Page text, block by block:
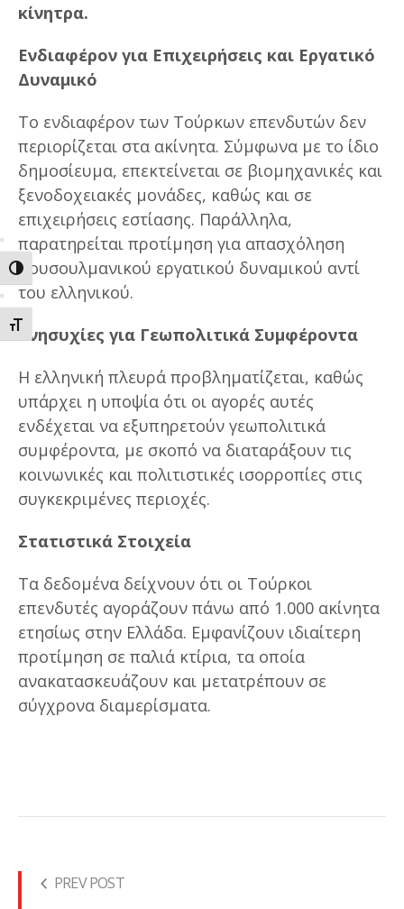
ΕΝΑΛΛΑΓΗ ΥΨΗΛΗΣ ΑΝΤΙΘΕΣΗΣ
ΕΝΑΛΛΑΓΗ ΜΕΓΕΘΟΥΣ ΓΡΑΜΜΑΤΩΝ
κίνητρα.
Ενδιαφέρον για Επιχειρήσεις και Εργατικό
Δυναμικό
Το ενδιαφέρον των Τούρκων επενδυτών δεν
περιορίζεται στα ακίνητα. Σύμφωνα με το ίδιο
δημοσίευμα, επεκτείνεται σε βιομηχανικές και
ξενοδοχειακές μονάδες, καθώς και σε
επιχειρήσεις εστίασης. Παράλληλα,
παρατηρείται προτίμηση για απασχόληση
μουσουλμανικού εργατικού δυναμικού αντί
του ελληνικού.
Ανησυχίες για Γεωπολιτικά Συμφέροντα
Η ελληνική πλευρά προβληματίζεται, καθώς
υπάρχει η υποψία ότι οι αγορές αυτές
ενδέχεται να εξυπηρετούν γεωπολιτικά
συμφέροντα, με σκοπό να διαταράξουν τις
κοινωνικές και πολιτιστικές ισορροπίες στις
συγκεκριμένες περιοχές.
Στατιστικά Στοιχεία
Τα δεδομένα δείχνουν ότι οι Τούρκοι
επενδυτές αγοράζουν πάνω από 1.000 ακίνητα
ετησίως στην Ελλάδα. Εμφανίζουν ιδιαίτερη
προτίμηση σε παλιά κτίρια, τα οποία
ανακατασκευάζουν και μετατρέπουν σε
σύγχρονα διαμερίσματα.
PREV POST